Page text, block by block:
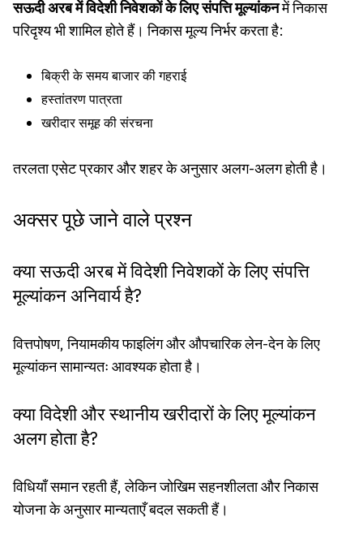
सऊदी अरब में विदेशी निवेशकों के लिए संपत्ति मूल्यांकनमें निकास
परिदृश्य भी शामिल होते हैं। निकास मूल्य निर्भर करता है:
बिक्री के समय बाजार की गहराई
हस्तांतरण पात्रता
खरीदार समूह की संरचना
तरलता एसेट प्रकार और शहर के अनुसार अलग-अलग होती है।
अक्सर पूछे जाने वाले प्रश्न
क्या सऊदी अरब में विदेशी निवेशकों के लिए संपत्ति
मूल्यांकन अनिवार्य है?
वित्तपोषण, नियामकीय फाइलिंग और औपचारिक लेन-देन के लिए
मूल्यांकन सामान्यतः आवश्यक होता है।
क्या विदेशी और स्थानीय खरीदारों के लिए मूल्यांकन
अलग होता है?
विधियाँ समान रहती हैं, लेकिन जोखिम सहनशीलता और निकास
योजना के अनुसार मान्यताएँ बदल सकती हैं।